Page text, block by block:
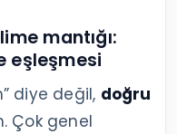
mantığı:
eşleşmesi
diye değil, doğru
Çok genel